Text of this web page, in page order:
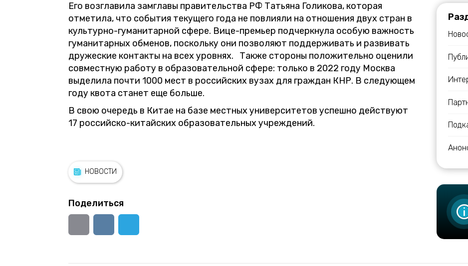
Его возглавила замглавы правительства РФ Татьяна Голикова, которая
отметила, что события текущего года не повлияли на отношения двух стран в
культурно-гуманитарной сфере. Вице-премьер подчеркнула особую важность
гуманитарных обменов, поскольку они позволяют поддерживать и развивать
дружеские контакты на всех уровнях. Также стороны положительно оценили
совместную работу в образовательной сфере: только в 2022 году Москва
выделила почти 1000 мест в российских вузах для граждан КНР. В следующем
году квота станет еще больше.
В свою очередь в Китае на базе местных университетов успешно действуют
17 российско-китайских образовательных учреждений.
НОВОСТИ
Поделиться